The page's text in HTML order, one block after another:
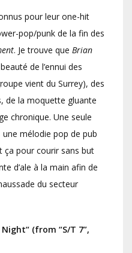
pour leur one-hit
pop/punk de la fin des
. Je trouve que Brian
de l’ennui des
vient du Surrey), des
de la moquette gluante
chronique. Une seule
mélodie pop de pub
ça pour courir sans but
d’ale à la main afin de
du secteur
(from “S/T 7”,